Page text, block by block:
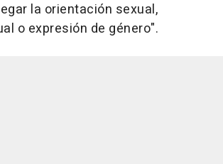
la orientación sexual,
o expresión de género".